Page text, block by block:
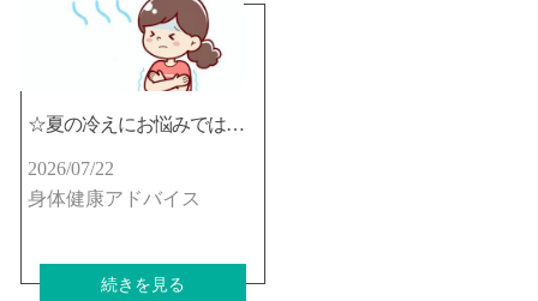
☆夏の冷えにお悩みではないですか？☆
2026/07/22
身体健康アドバイス
続きを見る